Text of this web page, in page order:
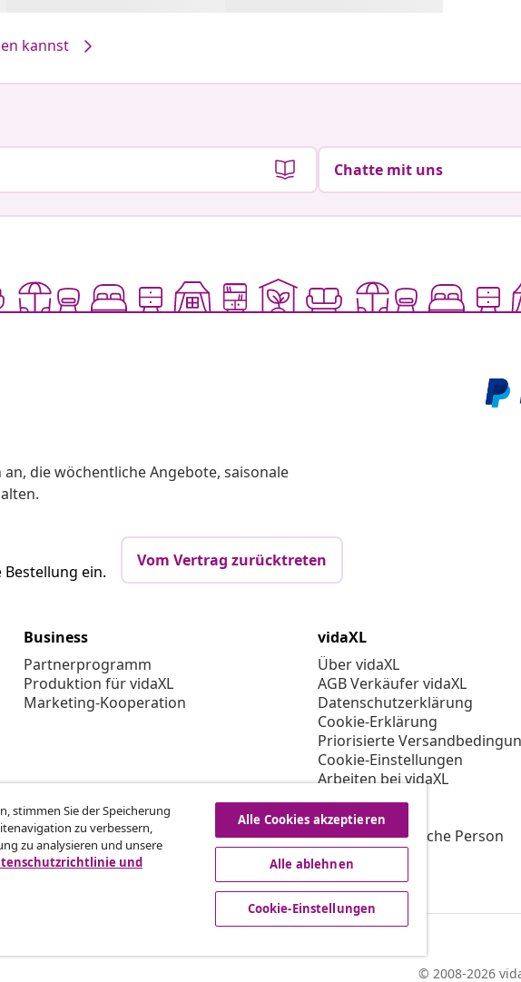
kannst
Chatte mit uns
die wöchentliche Angebote, saisonale
ein.
Vom Vertrag zurücktreten
Business
Partnerprogramm
Produktion für vidaXL
Marketing-Kooperation
vidaXL
Über vidaXL
AGB Verkäufer vidaXL
Datenschutzerklärung
Cookie-Erklärung
Priorisierte
Cookie-Einstellungen
Arbeiten bei vidaXL
Impressum
Sicherheit
EU Verantwortliche Person
EPR-Richtlinie
Barrierefreiheit
© 2008-2026
stimmen Sie der Speicherung
zu verbessern,
zu analysieren und unsere
und
Alle Cookies akzeptieren
Alle ablehnen
Cookie-Einstellungen